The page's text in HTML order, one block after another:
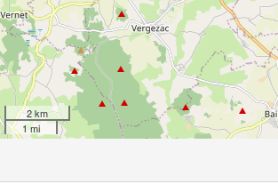
2 km
1 mi